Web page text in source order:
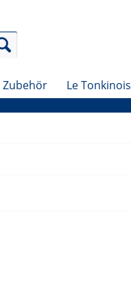
Zubehör Le Tonkinois